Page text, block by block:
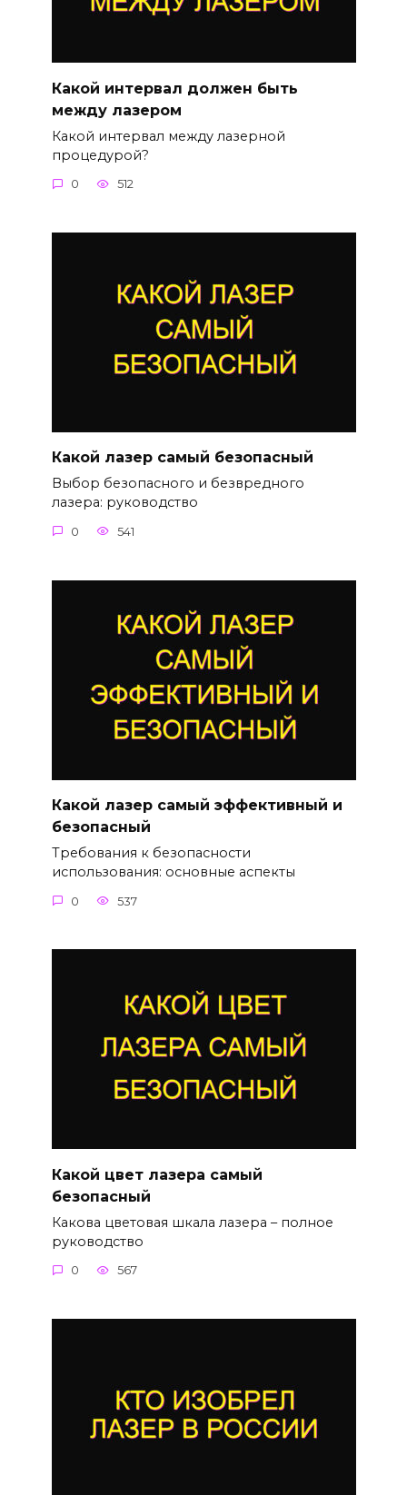
Какой интервал должен быть
между лазером
Какой интервал между лазерной
процедурой?
0 512
Какой лазер самый безопасный
Выбор безопасного и безвредного
лазера: руководство
0 541
Какой лазер самый эффективный и
безопасный
Требования к безопасности
использования: основные аспекты
0 537
Какой цвет лазера самый
безопасный
Какова цветовая шкала лазера – полное
руководство
0 567